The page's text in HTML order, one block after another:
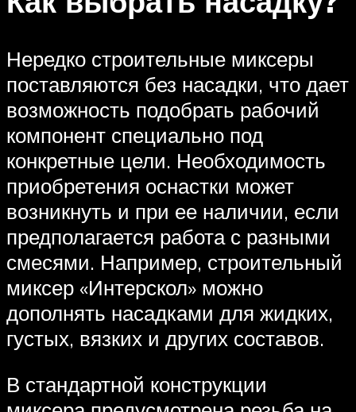
Нередко строительные миксеры
поставляются без насадки, что дает
возможность подобрать рабочий
компонент специально под
конкретные цели. Необходимость
приобретения оснастки может
возникнуть и при ее наличии, если
предполагается работа с разными
смесями. Например, строительный
миксер «Интерскол» можно
дополнять насадками для жидких,
густых, вязких и других составов.
В стандартной конструкции